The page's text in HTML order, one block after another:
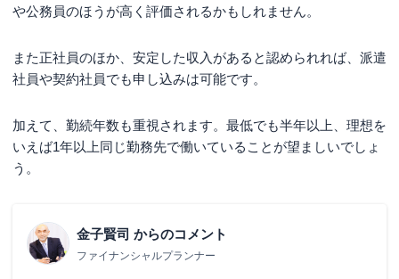
や公務員のほうが高く評価されるかもしれません。
また正社員のほか、安定した収入があると認められれば、派遣
社員や契約社員でも申し込みは可能です。
加えて、勤続年数も重視されます。最低でも半年以上、理想を
いえば1年以上同じ勤務先で働いていることが望ましいでしょ
う。
金子賢司 からのコメント
ファイナンシャルプランナー